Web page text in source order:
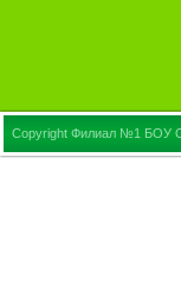
Copyright Филиал №1 БОУ